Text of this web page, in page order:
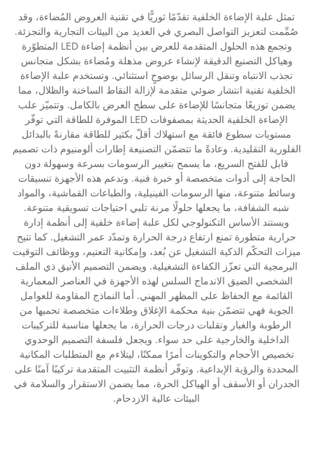
تمثل علبة الإضاءة الخلفية تقدّمًا ثوريًّا في تقنية العروض المُضاءة، وقد
صُمِّمت لتعزيز التواصل البصري في العديد من البيئات التجارية والتجزئة.
وتجمع هذه الحلول المتقدمة للعرض بين أنظمة إضاءة LED المتطوّرة
وهياكل التصنيع الدقيقة لإنشاء عروض مذهلة ومُضاءة بشكل متجانس
تجذب الانتباه وتنقل الرسائل بوضوحٍ استثنائي. وتستخدم علبة الإضاءة
الخلفية تقنية انتشار ضوئي متقدمة لإزالة النقاط الساخنة والظلال، مما
يضمن توزيعًا متجانسًا للإضاءة على سطح العرض بالكامل. وتتميّز علب
الإضاءة الخلفية الحديثة بمصفوفات LED الموفرة للطاقة التي توفّر
مستويات سطوع فائقة مع استهلاك أقلّ بكثير للطاقة مقارنةً بالبدائل
الفلورية التقليدية. وعادةً ما تتضمّن التصنيعة إطارات ألومنيوم ذات تصميم
قابل للفتح السريع، ما يسمح بتغيير الرسومات بسرعة وسهولة دون
الحاجة إلى أدوات متخصصة أو خبرة فنية. وتدعم هذه الأجهزة تنسيقات
وسائط متنوعة، منها الرسومات الفينيلية، والطباعات القماشية، والمواد
شبه الشفافة، ما يجعلها حلولًا مرنة تلبي احتياجات تسويقية متنوعة.
ويستند الأساس التكنولوجي لكل علبة إضاءة خلفية إلى أنظمة إدارة
حرارية متطورة تمنع ارتفاع درجة الحرارة وتمدّد عمر التشغيل. كما تتيح
ميزات التحكّم الذكية التشغيل عن بُعد، وإمكانية التعتيم، ووظائف التوقيت
البرمجية التي تعزّز الكفاءة التشغيلية. ويضمن التصميم الأنيق ذي الملف
الشخصي الضيق الاندماج السلس لهذه الأجهزة في العناصر المعمارية
القائمة مع الحفاظ على المظهر المهني. أما النماذج المقاومة للعوامل
الجوية فهي تتضمّن بنية محكمة الإغلاق وطلاءات متخصصة تحميها من
الرطوبة والغبار وتقلبات درجات الحرارة، ما يجعلها مناسبة للتركيبات
الداخلية والخارجية على حد سواء. ويجعل فلسفة التصميم الوحدوي
تخصيص الأحجام والتكوينات أمرًا ممكنًا، ليتلاءم مع المتطلبات المكانية
المحددة والرؤية الإبداعية. وتوفّر أنظمة التثبيت المتقدمة تركيبًا آمنًا على
الجدران أو الأسقف أو الهياكل الحرة، مما يضمن الاستقرار والسلامة في
البيئات عالية الازدحام.